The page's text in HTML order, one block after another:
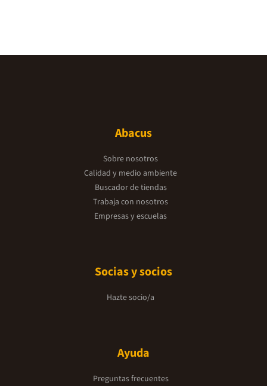
Abacus
Sobre nosotros
Calidad y medio ambiente
Buscador de tiendas
Trabaja con nosotros
Empresas y escuelas
Socias y socios
Hazte socio/a
Ayuda
Preguntas frecuentes